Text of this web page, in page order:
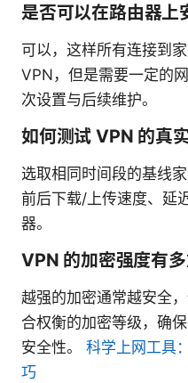
是否可以在路由器上
可以，这样所有连接到
VPN，但是需要一定的
次设置与后续维护。
如何测试 VPN 的真
选取相同时间段的基线
前后下载/上传速度、延
器。
VPN 的加密强度有多
越强的加密通常越安全
合权衡的加密等级，确
安全性。 科学上网工具
巧